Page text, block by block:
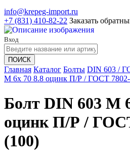
info@krepeg-import.ru
+7 (831) 410-82-22 Заказать
Вход
ПОИСК
Главная Каталог Болты DIN 603 /
M 6x 70 8.8 оцинк П/Р / ГОСТ
Болт DIN 603 M
оцинк П/Р /
(100)